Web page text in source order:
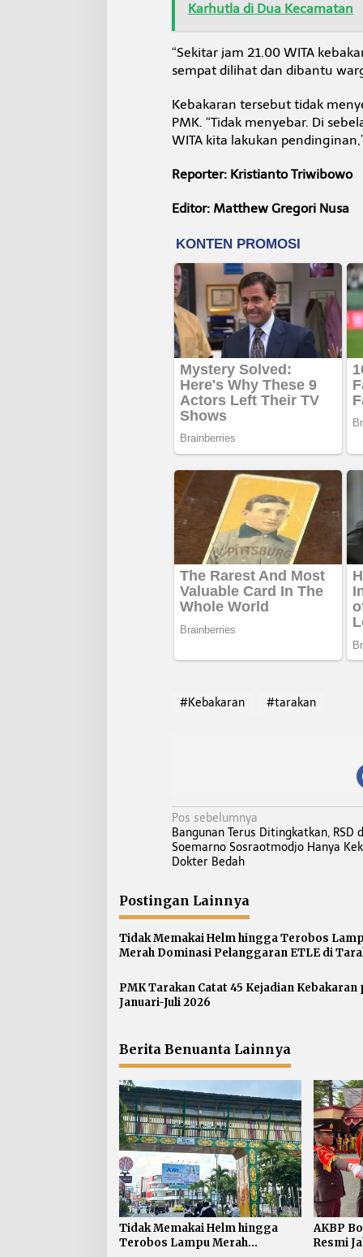
Karhutla di Dua Kecamatan
“Sekitar jam 21.00 WITA
sempat dilihat dan dibantu
Kebakaran tersebut tidak
PMK. “Tidak menyebar. Di
WITA kita lakukan
Reporter: Kristianto Triwibowo
Editor: Matthew Gregori Nusa
#Kebakaran #tarakan
N
a
v
g
a
s
i
p
o
Pos sebelumnya
Bangunan Terus Ditingkatkan, RSD
Soemarno Sosraotmodjo Hanya
Dokter Bedah
Postingan Lainnya
Tidak Memakai Helm hingga Terobos
Merah Dominasi Pelanggaran ETLE di
PMK Tarakan Catat 45 Kejadian Kebakaran
Januari-Juli 2026
Berita Benuanta Lainnya
Tidak Memakai Helm hingga
Terobos Lampu Merah
AKBP
Resmi